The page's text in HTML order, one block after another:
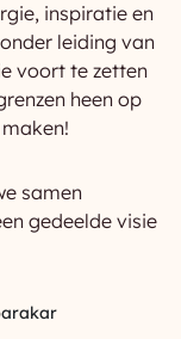
inspiratie en
leiding van
voort te zetten
heen op
samen
gedeelde visie